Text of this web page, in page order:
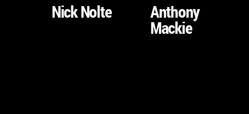
SCHEDA
Nick Nolte
SCHEDA
Anthony
Mackie